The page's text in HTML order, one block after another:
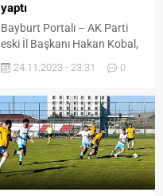
yaptı
Bayburt Portalı – AK Parti
eski İl Başkanı Hakan Kobal,
Bayburt Belediye Başkanlığı
için aday adaylığı
Bayburt’ta 2013-2017 yılları
arasında AK Parti Bayburt İl
Başkanlığı yapan Mali
Müşavir Hakan Kobal, AK
Parti’den Bayburt Belediye
Başkanlığına aday adayı
24.11.2023 - 23:31 0